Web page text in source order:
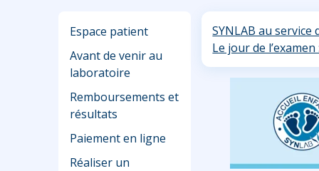
Espace patient
Avant de venir au
laboratoire
Remboursements et
résultats
Paiement en ligne
Réaliser un
SYNLAB au service
Le jour de